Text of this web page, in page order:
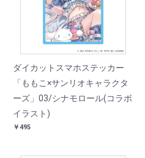
ダイカットスマホステッカー
「ももこ×サンリオキャラクタ
ーズ」03/シナモロール(コラボ
イラスト)
￥495